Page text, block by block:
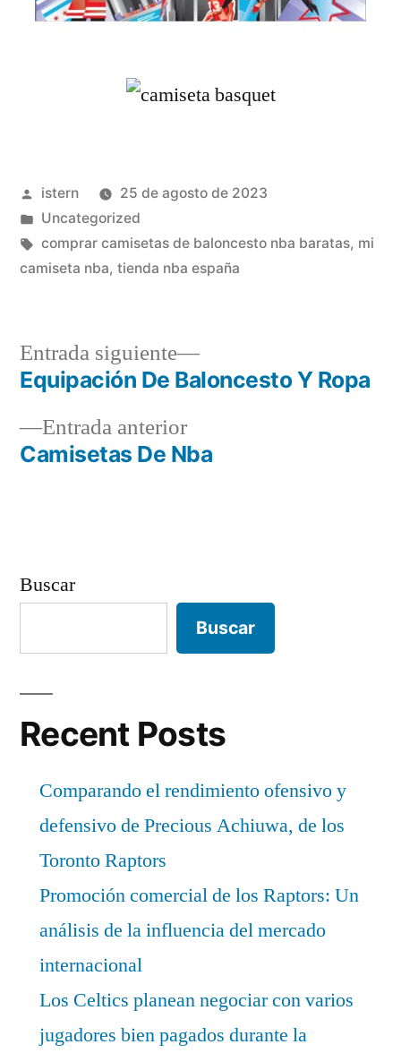
Publicado
por
istern
25 de agosto de 2023
Publicado
en
Uncategorized
Etiquetas:
comprar camisetas de baloncesto nba baratas, mi
camiseta nba, tienda nba españa
Navegación
deEntrada anteriorEntrada
anterior:
Camisetas De Nba
Entrada siguiente
Entrada
siguiente:
Equipación De Baloncesto Y Ropa
Buscar
Buscar
Recent Posts
Comparando el rendimiento ofensivo y
defensivo de Precious Achiuwa, de los
Toronto Raptors
Promoción comercial de los Raptors: Un
análisis de la influencia del mercado
internacional
Los Celtics planean negociar con varios
jugadores bien pagados durante la